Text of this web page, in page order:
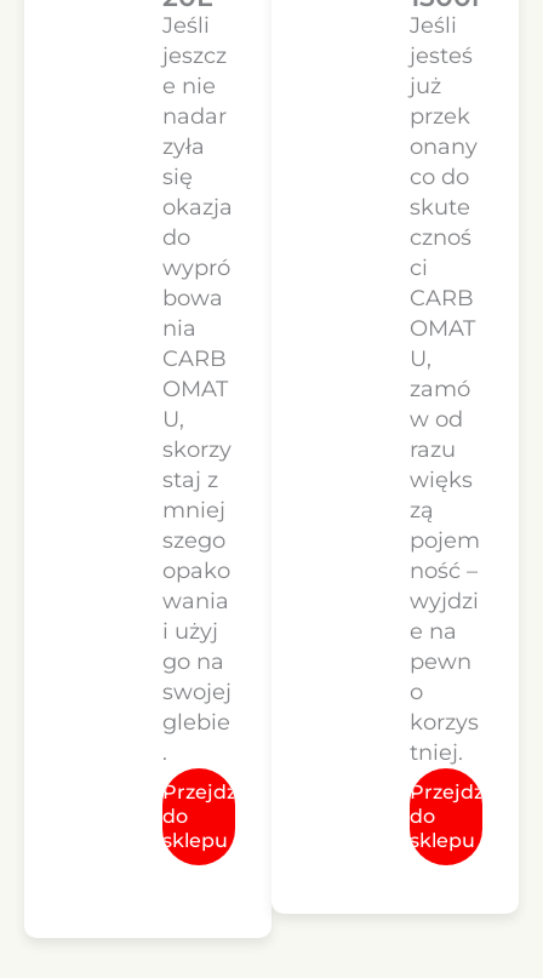
Jeśli
jeszcz
e nie
nadar
zyła
się
okazja
do
wypró
bowa
nia
CARB
OMAT
U,
skorzy
staj z
mniej
szego
opako
wania
i użyj
go na
swojej
glebie
.
Przejdź
do
sklepu
Jeśli
jesteś
już
przek
onany
co do
skute
cznoś
ci
CARB
OMAT
U,
zamó
w od
razu
więks
zą
pojem
ność –
wyjdzi
e na
pewn
o
korzys
tniej.
Przejdź
do
sklepu